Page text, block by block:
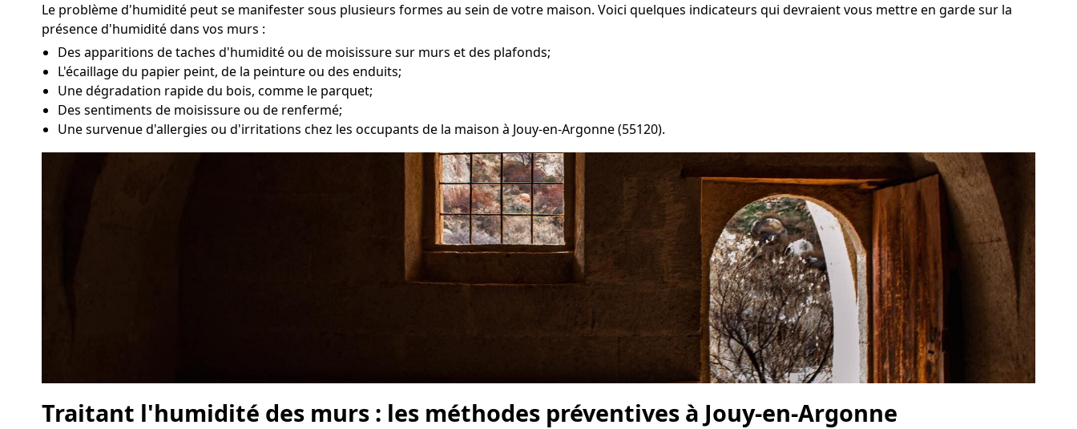
Le problème d'humidité peut se manifester sous plusieurs formes au sein de votre maison. Voici quelques indicateurs qui devraient vous mettre en garde sur la
présence d'humidité dans vos murs :
Des apparitions de taches d'humidité ou de moisissure sur murs et des plafonds;
L'écaillage du papier peint, de la peinture ou des enduits;
Une dégradation rapide du bois, comme le parquet;
Des sentiments de moisissure ou de renfermé;
Une survenue d'allergies ou d'irritations chez les occupants de la maison à Jouy-en-Argonne (55120).
Traitant l'humidité des murs : les méthodes préventives à Jouy-en-Argonne